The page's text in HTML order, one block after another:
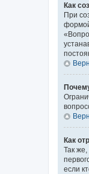
Как
При
Как
Так
если